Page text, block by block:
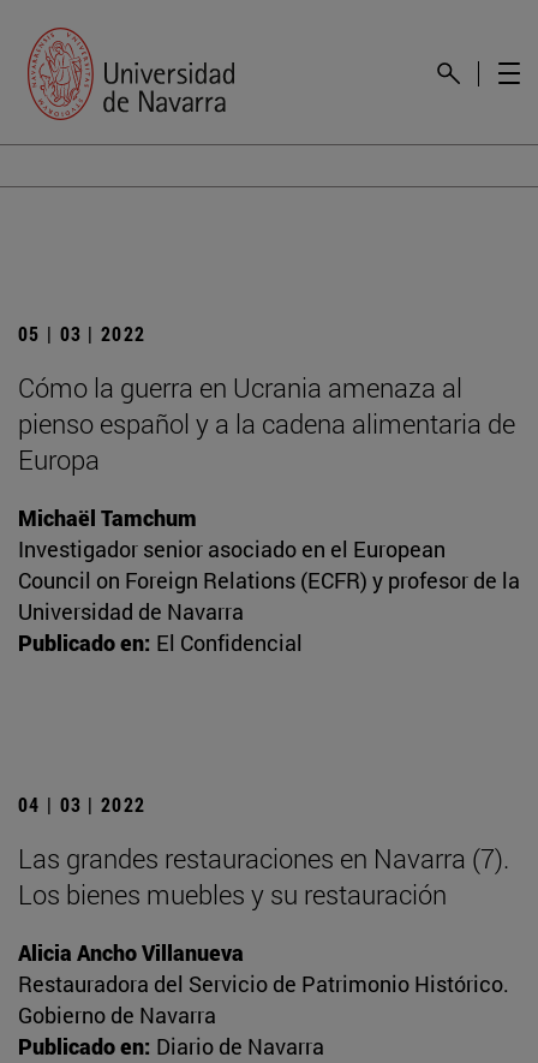
05 | 03 | 2022
Cómo la guerra en Ucrania amenaza al
pienso español y a la cadena alimentaria de
Europa
Michaël Tamchum
Investigador senior asociado en el European
Council on Foreign Relations (ECFR) y profesor de la
Universidad de Navarra
Publicado en: El Confidencial
04 | 03 | 2022
Las grandes restauraciones en Navarra (7).
Los bienes muebles y su restauración
Alicia Ancho Villanueva
Restauradora del Servicio de Patrimonio Histórico.
Gobierno de Navarra
Publicado en: Diario de Navarra